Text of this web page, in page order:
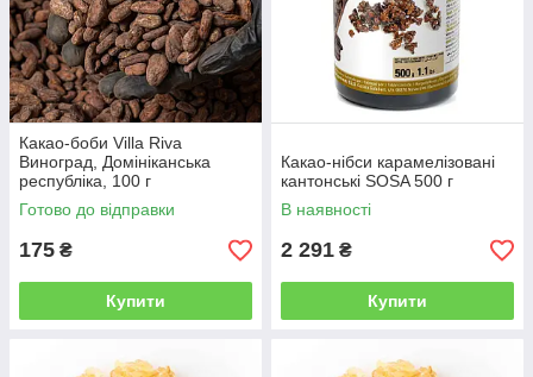
Какао-боби Villa Riva
Виноград, Домініканська
республіка, 100 г
Готово до відправки
175 ₴
Купити
Какао-нібси карамелізовані
кантонські SOSA 500 г
В наявності
2 291 ₴
Купити